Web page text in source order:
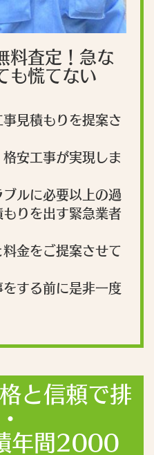
料査定！急な
も慌てない
見積もりを提案さ
安工事が実現しま
ルに必要以上の過
りを出す緊急業者
金をご提案させて
する前に是非一度
と信頼で排
年間2000